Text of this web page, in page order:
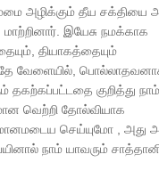
அழிக்கும் தீய சக்தியை
இயேசு நமக்காக
தியாகத்தையும்
வேளையில்,
குறித்து நாம்
வெற்றி தோல்வியாக
செய்யுமோ , அது
நாம் யாவரும்